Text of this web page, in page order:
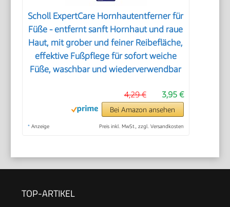
Scholl ExpertCare Hornhautentferner für
Füße - entfernt sanft Hornhaut und raue
Haut, mit grober und feiner Reibefläche,
effektive Fußpflege für sofort weiche
Füße, waschbar und wiederverwendbar
3,95 €
4,29 €
Bei Amazon ansehen
* Anzeige Preis inkl. MwSt., zzgl. Versandkosten
TOP-ARTIKEL